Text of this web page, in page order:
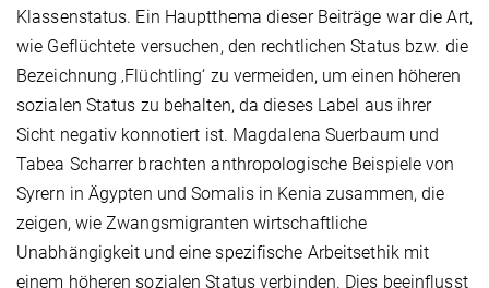
Klassenstatus. Ein Hauptthema dieser Beiträge war die Art,
wie Geflüchtete versuchen, den rechtlichen Status bzw. die
Bezeichnung ‚Flüchtling‘ zu vermeiden, um einen höheren
sozialen Status zu behalten, da dieses Label aus ihrer
Sicht negativ konnotiert ist. Magdalena Suerbaum und
Tabea Scharrer brachten anthropologische Beispiele von
Syrern in Ägypten und Somalis in Kenia zusammen, die
zeigen, wie Zwangsmigranten wirtschaftliche
Unabhängigkeit und eine spezifische Arbeitsethik mit
einem höheren sozialen Status verbinden. Dies beeinflusst